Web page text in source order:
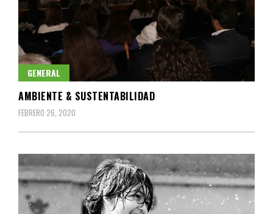
GENERAL
AMBIENTE & SUSTENTABILIDAD
FEBRERO 26, 2020